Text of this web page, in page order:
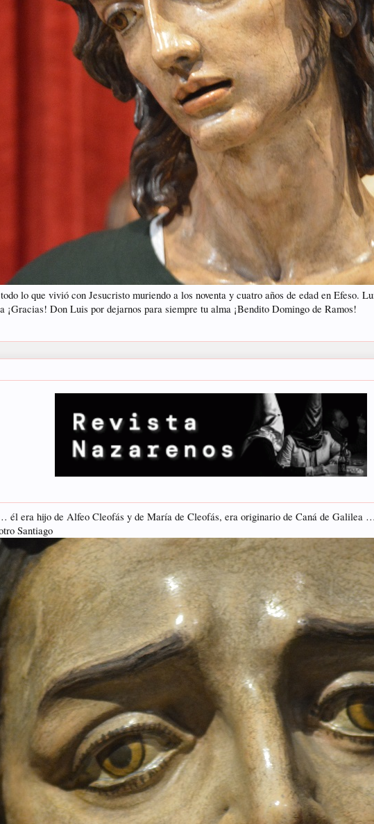
lo que vivió con Jesucristo muriendo a los noventa y cuatro años de edad en Efeso.
¡Gracias! Don Luis por dejarnos para siempre tu alma ¡Bendito Domingo de Ramos!
él era hijo de Alfeo Cleofás y de María de Cleofás, era originario de Caná de Galilea
Santiago